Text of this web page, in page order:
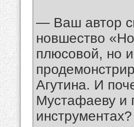
— Ваш автор
новшество
плюсовой, но
Агутина. И
Мустафаеву и
инструментах?